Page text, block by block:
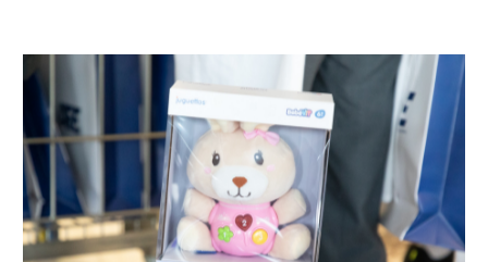
Visitas Hospitales 2024